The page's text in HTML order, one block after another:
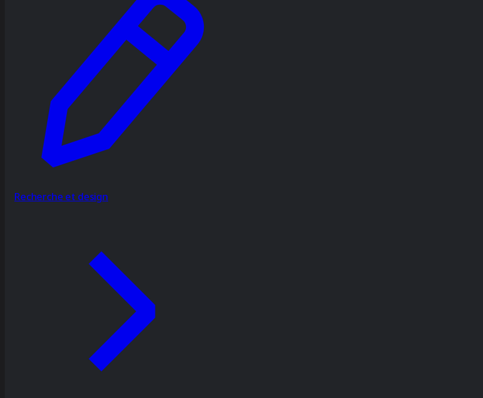
Recherche et design